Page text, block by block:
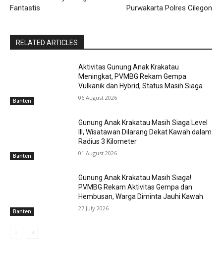
Fantastis
Purwakarta Polres Cilegon
RELATED ARTICLES
Banten
Aktivitas Gunung Anak Krakatau
Meningkat, PVMBG Rekam Gempa
Vulkanik dan Hybrid, Status Masih Siaga
06 August 2026
Banten
Gunung Anak Krakatau Masih Siaga Level
III, Wisatawan Dilarang Dekat Kawah dalam
Radius 3 Kilometer
01 August 2026
Banten
Gunung Anak Krakatau Masih Siaga!
PVMBG Rekam Aktivitas Gempa dan
Hembusan, Warga Diminta Jauhi Kawah
27 July 2026